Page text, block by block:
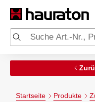
Startseite Produkte